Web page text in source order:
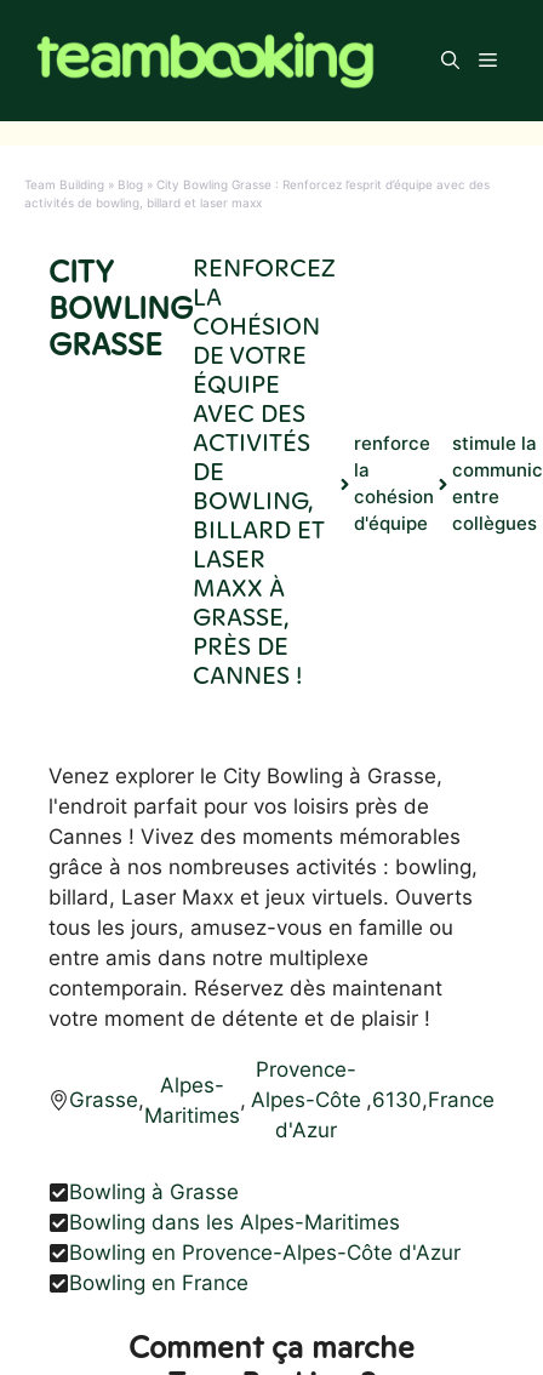
contenu
Menu
Team Building » Blog » City Bowling Grasse : Renforcez l’esprit d’équipe avec des
activités de bowling, billard et laser maxx
CITY
BOWLING
GRASSE
RENFORCEZ
LA
COHÉSION
DE VOTRE
ÉQUIPE
AVEC DES
ACTIVITÉS
DE
BOWLING,
BILLARD ET
LASER
MAXX À
GRASSE,
PRÈS DE
CANNES !
renforce
la
cohésion
d'équipe
stimule la
entre
collègues
Venez explorer le City Bowling à Grasse,
l'endroit parfait pour vos loisirs près de
Cannes ! Vivez des moments mémorables
grâce à nos nombreuses activités : bowling,
billard, Laser Maxx et jeux virtuels. Ouverts
tous les jours, amusez-vous en famille ou
entre amis dans notre multiplexe
contemporain. Réservez dès maintenant
votre moment de détente et de plaisir !
Grasse,
Alpes-
Maritimes
,
Provence-
Alpes-Côte
d'Azur
,6130,France
Bowling à Grasse
Bowling dans les Alpes-Maritimes
Bowling en Provence-Alpes-Côte d'Azur
Bowling en France
Comment ça marche